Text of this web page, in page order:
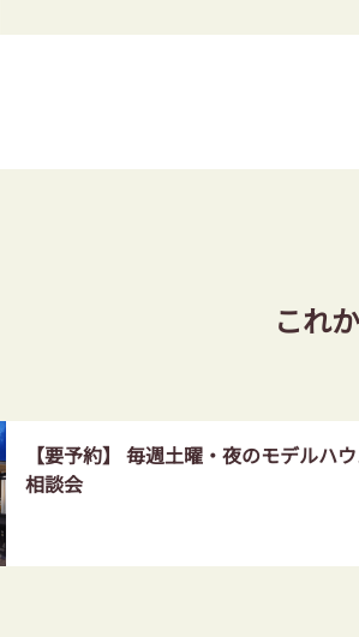
これ
【要予約】 毎週土曜・夜のモデルハ
相談会